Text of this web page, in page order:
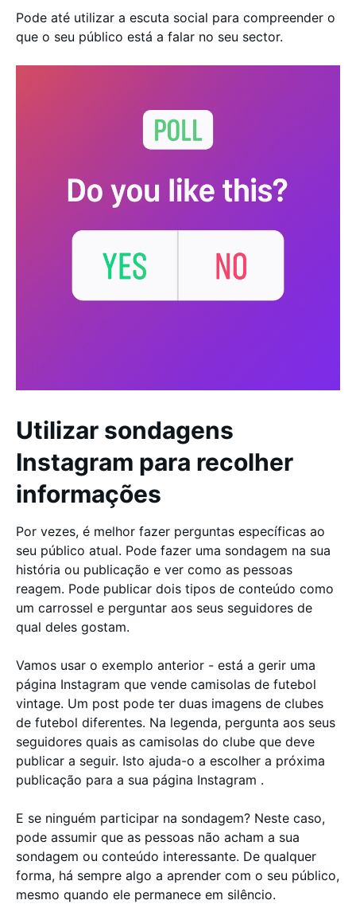
Pode até utilizar a escuta social para compreender o
que o seu público está a falar no seu sector.
Utilizar sondagens
Instagram para recolher
informações
Por vezes, é melhor fazer perguntas específicas ao
seu público atual. Pode fazer uma sondagem na sua
história ou publicação e ver como as pessoas
reagem. Pode publicar dois tipos de conteúdo como
um carrossel e perguntar aos seus seguidores de
qual deles gostam.
Vamos usar o exemplo anterior - está a gerir uma
página Instagram que vende camisolas de futebol
vintage. Um post pode ter duas imagens de clubes
de futebol diferentes. Na legenda, pergunta aos seus
seguidores quais as camisolas do clube que deve
publicar a seguir. Isto ajuda-o a escolher a próxima
publicação para a sua página Instagram .
E se ninguém participar na sondagem? Neste caso,
pode assumir que as pessoas não acham a sua
sondagem ou conteúdo interessante. De qualquer
forma, há sempre algo a aprender com o seu público,
mesmo quando ele permanece em silêncio.